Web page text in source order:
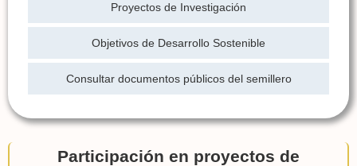
Proyectos de Investigación
Objetivos de Desarrollo Sostenible
Consultar documentos públicos del semillero
Participación en proyectos de